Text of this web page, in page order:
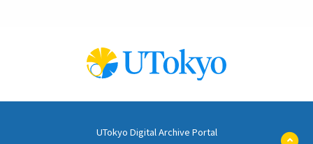
UTokyo Digital Archive Portal
ペ